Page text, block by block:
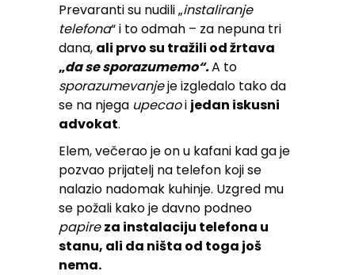
Prevaranti su nudili „instaliranje
telefona“ i to odmah – za nepuna tri
dana, ali prvo su tražili od žrtava
„da se sporazumemo“.A to
sporazumevanjeje izgledalo tako da
se na njega upecaoi jedan iskusni
advokat.
Elem, večerao je on u kafani kad ga je
pozvao prijatelj na telefon koji se
nalazio nadomak kuhinje. Uzgred mu
se požali kako je davno podneo
papire za instalaciju telefona u
stanu, ali da ništa od toga još
nema.